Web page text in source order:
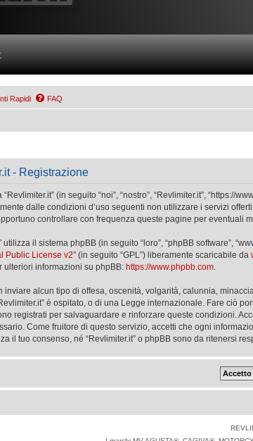
Rapidi FAQ
- Registrazione
(in seguito “noi”, “nostro”, “Revlimiter.it”,
dalle condizioni d’uso seguenti non utilizzare i servizi
controllare con frequenza queste pagine per eventuali
utilizza il sistema phpBB (in seguito “loro”, “phpBB software”,
Public License v2” (in seguito “GPL”) liberamente scaricabile da
ulteriori informazioni su phpBB: https://www.phpbb.com.
inviare alcun tipo di offesa, oscenità, volgarità, calunnia,
è ospitato, o di una Legge internazionale. Fare ciò
registrati per salvaguardare e rinforzare queste condizioni.
Come fruitore di questo servizio, accetti che ogni
il tuo consenso, né “Revlimiter.it” o phpBB sono da ritenersi